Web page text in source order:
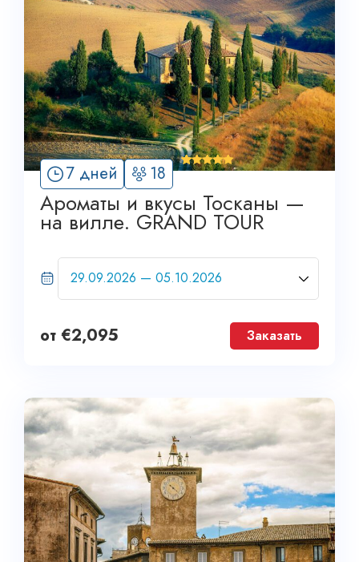
7 дней 18
'
Ароматы и вкусы Тосканы —
на вилле. GRAND TOUR
от €2,095 Заказать